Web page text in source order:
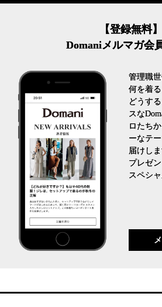
【登録無料】
Domaniメルマガ会
管理職
何を着
どうす
スな
ロたち
ーなテ
届けしま
プレゼ
スペシ